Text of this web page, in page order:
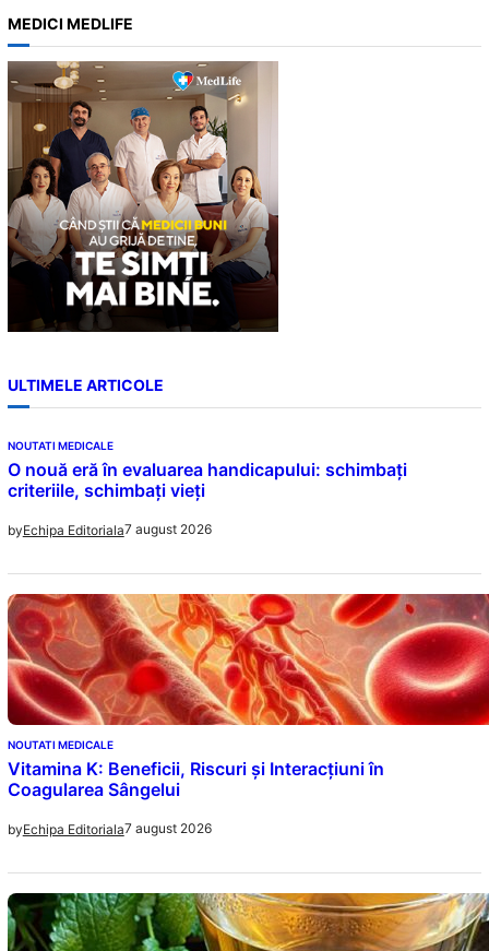
a
r
c
h
MEDICI MEDLIFE
ULTIMELE ARTICOLE
NOUTATI MEDICALE
O nouă eră în evaluarea handicapului: schimbați
criteriile, schimbați vieți
byEchipa Editoriala7 august 2026
NOUTATI MEDICALE
Vitamina K: Beneficii, Riscuri și Interacțiuni în
Coagularea Sângelui
byEchipa Editoriala7 august 2026